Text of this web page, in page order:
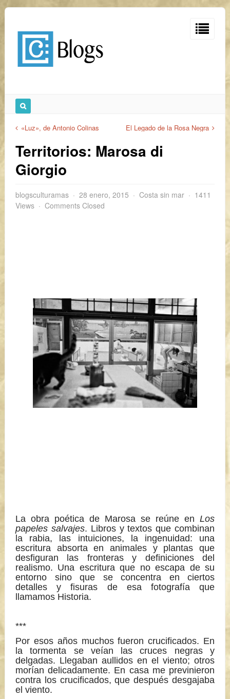
«Luz», de Antonio Colinas El Legado de la Rosa Negra
Territorios: Marosa di
Giorgio
blogsculturamas 28 enero, 2015 Costa sin mar
1411
Views
Comments Closed
La obra poética de Marosa se reúne en Los
papeles salvajes. Libros y textos que combinan
la rabia, las intuiciones, la ingenuidad: una
escritura absorta en animales y plantas que
desfiguran las fronteras y definiciones del
realismo. Una escritura que no escapa de su
entorno sino que se concentra en ciertos
detalles y fisuras de esa fotografía que
llamamos Historia.
***
Por esos años muchos fueron crucificados. En
la tormenta se veían las cruces negras y
delgadas. Llegaban aullidos en el viento; otros
morían delicadamente. En casa me previnieron
contra los crucificados, que después desgajaba
el viento.